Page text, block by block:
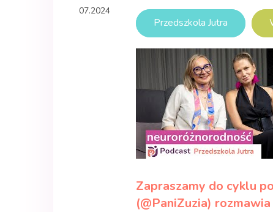
07.2024
Przedszkola Jutra
Zapraszamy do cyklu
(@PaniZuzia)